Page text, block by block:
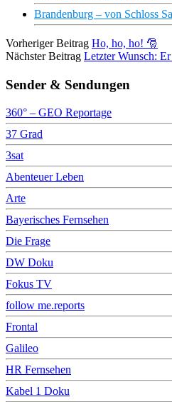
Brandenburg – von Schloss
Vorheriger Beitrag Ho, ho, ho! 🎅
Nächster Beitrag Letzter Wunsch:
Sender & Sendungen
360° – GEO Reportage
37 Grad
3sat
Abenteuer Leben
Arte
Bayerisches Fernsehen
Die Frage
DW Doku
Fokus TV
follow me.reports
Frontal
Galileo
HR Fernsehen
Kabel 1 Doku